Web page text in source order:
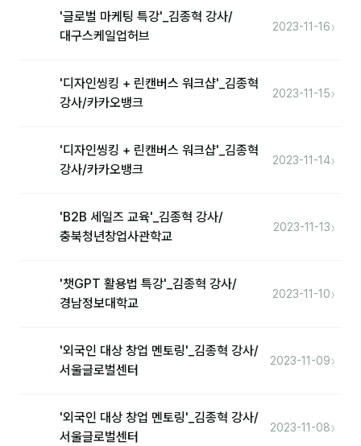
'글로벌 마케팅 특강'_김종혁 강사/
대구스케일업허브
2023-11-16›
'디자인씽킹 + 린캔버스 워크샵'_김종혁
강사/카카오뱅크
2023-11-15›
'디자인씽킹 + 린캔버스 워크샵'_김종혁
강사/카카오뱅크
2023-11-14›
'B2B 세일즈 교육'_김종혁 강사/
충북청년창업사관학교
2023-11-13›
'챗GPT 활용법 특강'_김종혁 강사/
경남정보대학교
2023-11-10›
'외국인 대상 창업 멘토링'_김종혁 강사/
서울글로벌센터
2023-11-09›
'외국인 대상 창업 멘토링'_김종혁 강사/
서울글로벌센터
2023-11-08›